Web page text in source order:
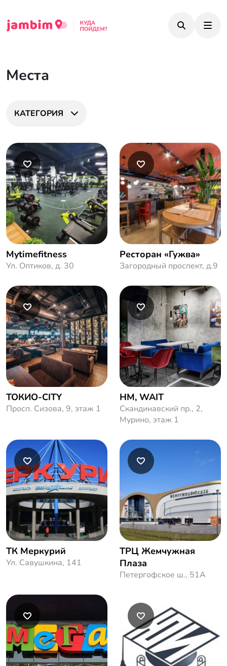
Места
КАТЕГОРИЯ
Mytimefitness
Ул. Оптиков, д. 30
Ресторан «Гужва»
Загородный проспект, д.9
ТОКИО-CITY
Просп. Сизова, 9, этаж 1
HM, WAIT
Скандинавский пр., 2,
Мурино, этаж 1
ТК Меркурий
Ул. Савушкина, 141
ТРЦ Жемчужная
Плаза
Петергофское ш., 51A